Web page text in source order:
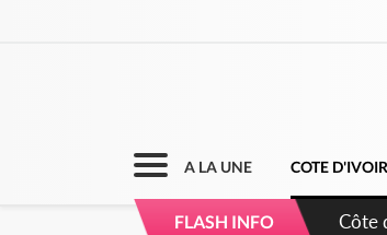
A LA UNE COTE
FLASH INFO Côte